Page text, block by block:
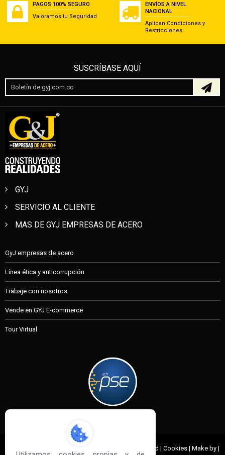
PAGOS 100% SEGURO
Valoramos tu Seguridad
ENVÍOS A NIVEL
NACIONAL
Aplican Condiciones y
Restricciones
SUSCRÍBASE AQUÍ
GYJ
SERVICIO AL CLIENTE
MAS DE GYJ EMPRESAS DE ACERO
GyJ empresas de acero
Línea ética y anticorrupción
Trabaje con nosotros
Vende en GYJ E-commerce
Tour Virtual
© 2022 G&J Empresas de Acero. All Rights Reserved | Cookies | Make by |